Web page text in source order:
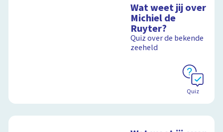
Wat weet jij over
Michiel de
Ruyter?
Quiz over de bekende
zeeheld
Quiz